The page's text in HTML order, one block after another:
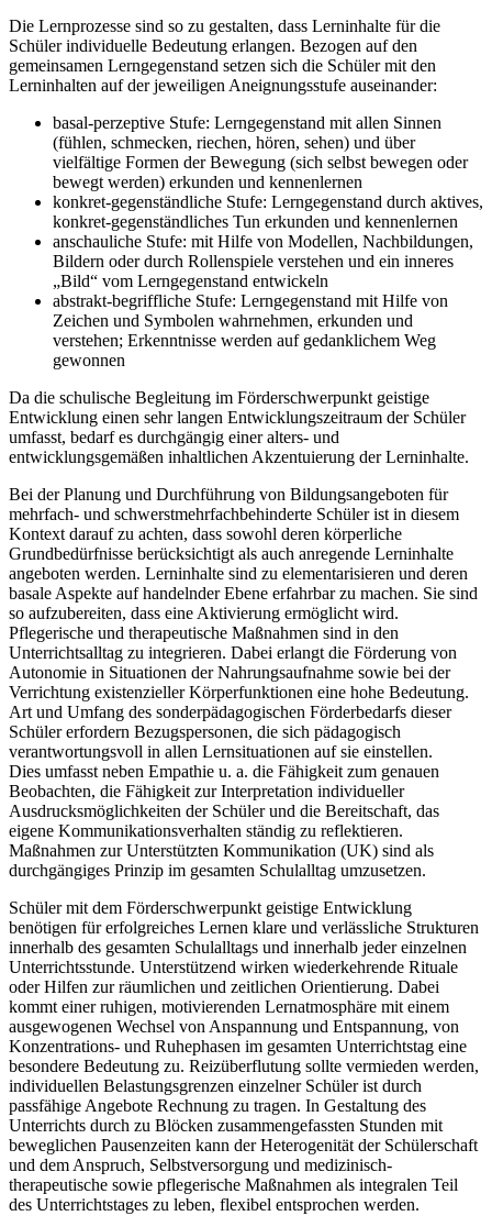
Die Lernprozesse sind so zu gestalten, dass Lerninhalte für die
Schüler individuelle Bedeutung erlangen. Bezogen auf den
gemeinsamen Lerngegenstand setzen sich die Schüler mit den
Lerninhalten auf der jeweiligen Aneignungsstufe auseinander:
basal-perzeptive Stufe: Lerngegenstand mit allen Sinnen
(fühlen, schmecken, riechen, hören, sehen) und über
vielfältige Formen der Bewegung (sich selbst bewegen oder
bewegt werden) erkunden und kennenlernen
konkret-gegenständliche Stufe: Lerngegenstand durch aktives,
konkret-gegenständliches Tun erkunden und kennenlernen
anschauliche Stufe: mit Hilfe von Modellen, Nachbildungen,
Bildern oder durch Rollenspiele verstehen und ein inneres
„Bild“ vom Lerngegenstand entwickeln
abstrakt-begriffliche Stufe: Lerngegenstand mit Hilfe von
Zeichen und Symbolen wahrnehmen, erkunden und
verstehen; Erkenntnisse werden auf gedanklichem Weg
gewonnen
Da die schulische Begleitung im Förderschwerpunkt geistige
Entwicklung einen sehr langen Entwicklungszeitraum der Schüler
umfasst, bedarf es durchgängig einer alters- und
entwicklungsgemäßen inhaltlichen Akzentuierung der Lerninhalte.
Bei der Planung und Durchführung von Bildungsangeboten für
mehrfach- und schwerstmehrfachbehinderte Schüler ist in diesem
Kontext darauf zu achten, dass sowohl deren körperliche
Grundbedürfnisse berücksichtigt als auch anregende Lerninhalte
angeboten werden. Lerninhalte sind zu elementarisieren und deren
basale Aspekte auf handelnder Ebene erfahrbar zu machen. Sie sind
so aufzubereiten, dass eine Aktivierung ermöglicht wird.
Pflegerische und therapeutische Maßnahmen sind in den
Unterrichtsalltag zu integrieren. Dabei erlangt die Förderung von
Autonomie in Situationen der Nahrungsaufnahme sowie bei der
Verrichtung existenzieller Körperfunktionen eine hohe Bedeutung.
Art und Umfang des sonderpädagogischen Förderbedarfs dieser
Schüler erfordern Bezugspersonen, die sich pädagogisch
verantwortungsvoll in allen Lernsituationen auf sie einstellen.
Dies umfasst neben Empathie u. a. die Fähigkeit zum genauen
Beobachten, die Fähigkeit zur Interpretation individueller
Ausdrucksmöglichkeiten der Schüler und die Bereitschaft, das
eigene Kommunikationsverhalten ständig zu reflektieren.
Maßnahmen zur Unterstützten Kommunikation (UK) sind als
durchgängiges Prinzip im gesamten Schulalltag umzusetzen.
Schüler mit dem Förderschwerpunkt geistige Entwicklung
benötigen für erfolgreiches Lernen klare und verlässliche Strukturen
innerhalb des gesamten Schulalltags und innerhalb jeder einzelnen
Unterrichtsstunde. Unterstützend wirken wiederkehrende Rituale
oder Hilfen zur räumlichen und zeitlichen Orientierung. Dabei
kommt einer ruhigen, motivierenden Lernatmosphäre mit einem
ausgewogenen Wechsel von Anspannung und Entspannung, von
Konzentrations- und Ruhephasen im gesamten Unterrichtstag eine
besondere Bedeutung zu. Reizüberflutung sollte vermieden werden,
individuellen Belastungsgrenzen einzelner Schüler ist durch
passfähige Angebote Rechnung zu tragen. In Gestaltung des
Unterrichts durch zu Blöcken zusammengefassten Stunden mit
beweglichen Pausenzeiten kann der Heterogenität der Schülerschaft
und dem Anspruch, Selbstversorgung und medizinisch-
therapeutische sowie pflegerische Maßnahmen als integralen Teil
des Unterrichtstages zu leben, flexibel entsprochen werden.